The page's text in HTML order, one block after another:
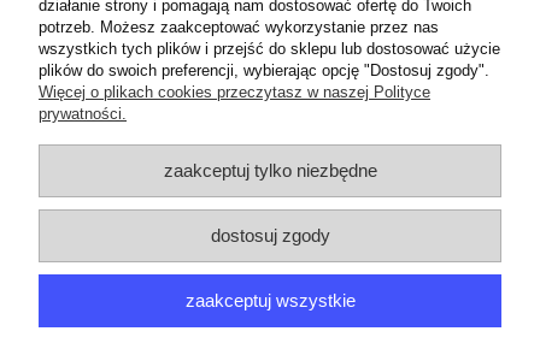
29,00 zł
ZAMÓWIENIA
PRODUCENCI
MOJE KONTO
działanie strony i pomagają nam dostosować ofertę do Twoich
potrzeb. Możesz zaakceptować wykorzystanie przez nas
wszystkich tych plików i przejść do sklepu lub dostosować użycie
plików do swoich preferencji, wybierając opcję "Dostosuj zgody".
Więcej o plikach cookies przeczytasz w naszej Polityce
prywatności.
zaakceptuj tylko niezbędne
dostosuj zgody
zaakceptuj wszystkie